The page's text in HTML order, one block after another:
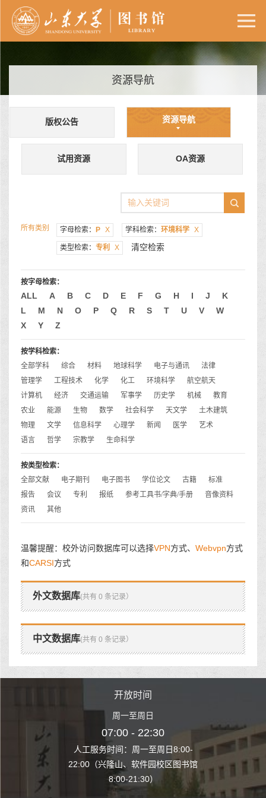
资源导航
版权公告 资源导航
试用资源 OA资源
所有类别 字母检索： P X 学科检索： 环境科学 X
类型检索： 专利 X 清空检索
按字母检索：
ALL A B C D E F G H I J
K
L
M N O P Q R S T U V
W
X
Y Z
按学科检索：
全部学科
综合 材料 地球科学 电子与通讯
法律
管理学
工程技术 化学 化工 环境科学
航空航天
计算机
经济 交通运输 军事学 历史学 机械
教育
农业
能源 生物 数学 社会科学 天文学
土木建筑
物理
文学 信息科学 心理学 新闻 医学
艺术
语言
哲学 宗教学 生命科学
按类型检索：
全部文献
电子期刊 电子图书 学位论文 古籍
标准
报告
会议 专利 报纸 参考工具书/字典/手册
音像资料
资讯
其他
温馨提醒：校外访问数据库可以选择VPN方式、 Webvpn方式
和CARSI方式
外文数据库(共有 0 条记录）
中文数据库(共有 0 条记录）
至周日8:00-
园校区图书馆
开放时间
周一至周日
07:00 - 22:30
人工服务时间：周一至周日8:00-
22:00（兴隆山、软件园校区图书馆
8:00-21:30）
人工服务时间
22:00（兴隆山